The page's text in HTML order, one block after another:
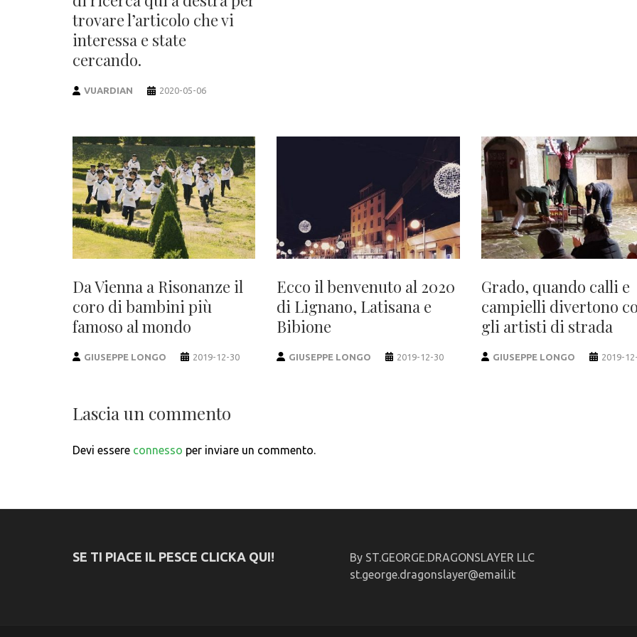
trovare l’articolo che vi
interessa e state
cercando.
VUARDIAN 2020-05-06
Da Vienna a Risonanze il
coro di bambini più
famoso al mondo
GIUSEPPE LONGO 2019-12-30
Ecco il benvenuto al 2020
di Lignano, Latisana e
Bibione
GIUSEPPE LONGO 2019-12-30
Grado, quando calli e
campielli divertono
gli artisti di strada
GIUSEPPE LONGO 2019-
Lascia un commento
Devi essere connesso per inviare un commento.
SE TI PIACE IL PESCE CLICKA QUI!
By ST.GEORGE.DRAGONSLAYER LLC
st.george.dragonslayer@email.it